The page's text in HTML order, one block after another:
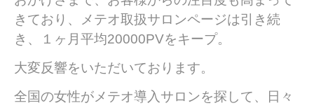
きており、メテオ取扱サロンページは引き続
き、１ヶ月平均20000PVをキープ。
大変反響をいただいております。
全国の女性がメテオ導入サロンを探して、日々